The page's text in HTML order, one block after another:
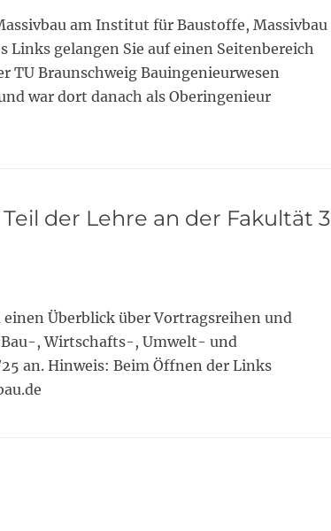
am Institut für Baustoffe, Massivbau
gelangen Sie auf einen Seitenbereich
TU Braunschweig Bauingenieurwesen
war dort danach als Oberingenieur
der Lehre an der Fakultät 3
Überblick über Vortragsreihen und
, Wirtschafts-, Umwelt- und
an. Hinweis: Beim Öffnen der Links